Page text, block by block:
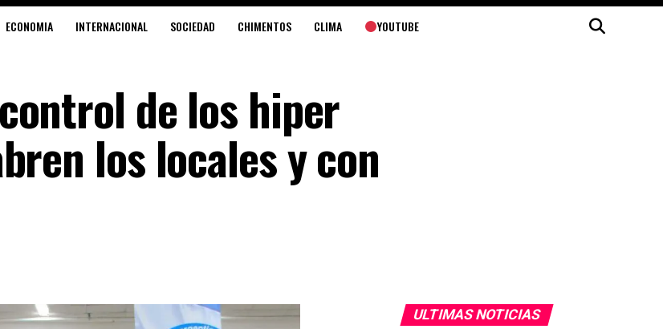
ECONOMIA INTERNACIONAL SOCIEDAD CHIMENTOS CLIMA YOUTUBE
de los hiper
los locales y con
ULTIMAS NOTICIAS